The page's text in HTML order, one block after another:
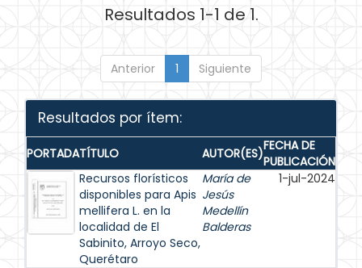
Resultados 1-1 de 1.
Anterior 1 Siguiente
Resultados por ítem:
PORTADATÍTULO AUTOR(ES)FECHA DE
PUBLICACIÓN
Recursos florísticos
disponibles para Apis
mellifera L. en la
localidad de El
Sabinito, Arroyo Seco,
Querétaro
María de
Jesús
Medellín
Balderas
1-jul-2024